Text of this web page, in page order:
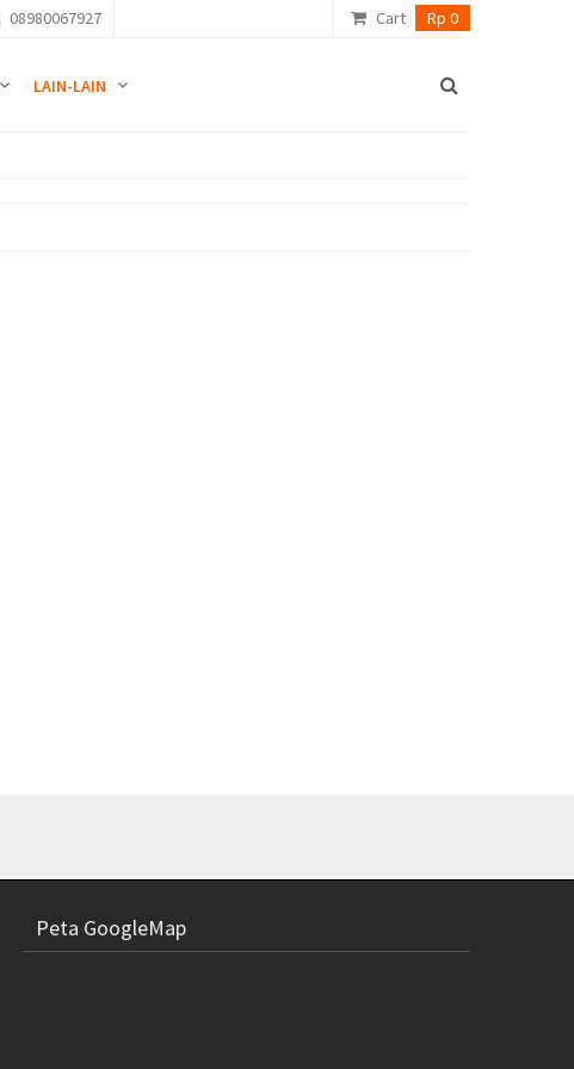
08980067927 Cart Rp 0
LAIN-LAIN
Peta GoogleMap